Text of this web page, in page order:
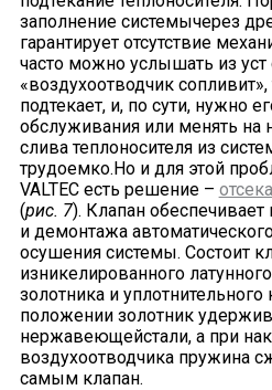
заполнение системычерез
гарантирует отсутствие
часто можно услышать из
«воздухоотводчик сопливит»,
подтекает, и, по сути, нужно
обслуживания или менять на
слива теплоносителя из
трудоемко.Но и для этой
VALTEC есть решение –
(рис. 7). Клапан
и демонтажа
осушения системы. Состоит
изникелированного
золотника и
положении золотник
нержавеющейстали, а при
воздухоотводчика пружина
самым клапан.